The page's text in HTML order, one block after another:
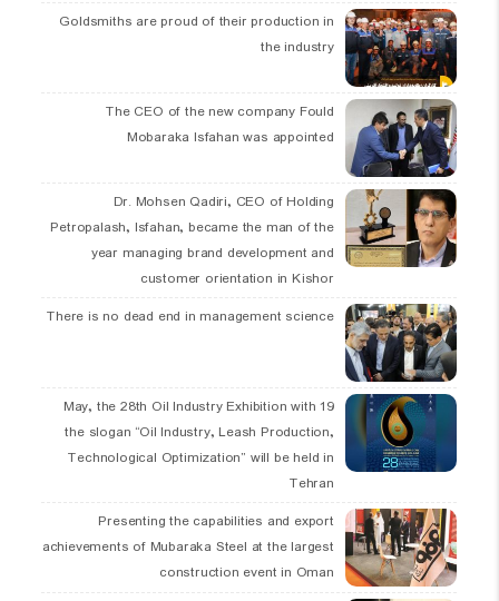
Goldsmiths are proud of their production in
the industry
The CEO of the new company Fould
Mobaraka Isfahan was appointed
Dr. Mohsen Qadiri, CEO of Holding
Petropalash, Isfahan, became the man of the
year managing brand development and
customer orientation in Kishor
There is no dead end in management science
19 May, the 28th Oil Industry Exhibition with
the slogan “Oil Industry, Leash Production,
Technological Optimization” will be held in
Tehran
Presenting the capabilities and export
achievements of Mubaraka Steel at the largest
construction event in Oman